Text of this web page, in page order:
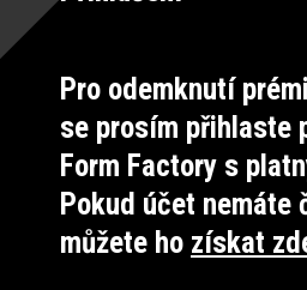
Pro odemknutí
se prosím přihlaste
Form Factory s
Pokud účet nemáte
můžete ho získat